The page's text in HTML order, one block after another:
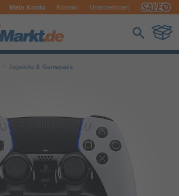
Mein Konto Kontakt Unternehmen
Joysticks & Gamepads